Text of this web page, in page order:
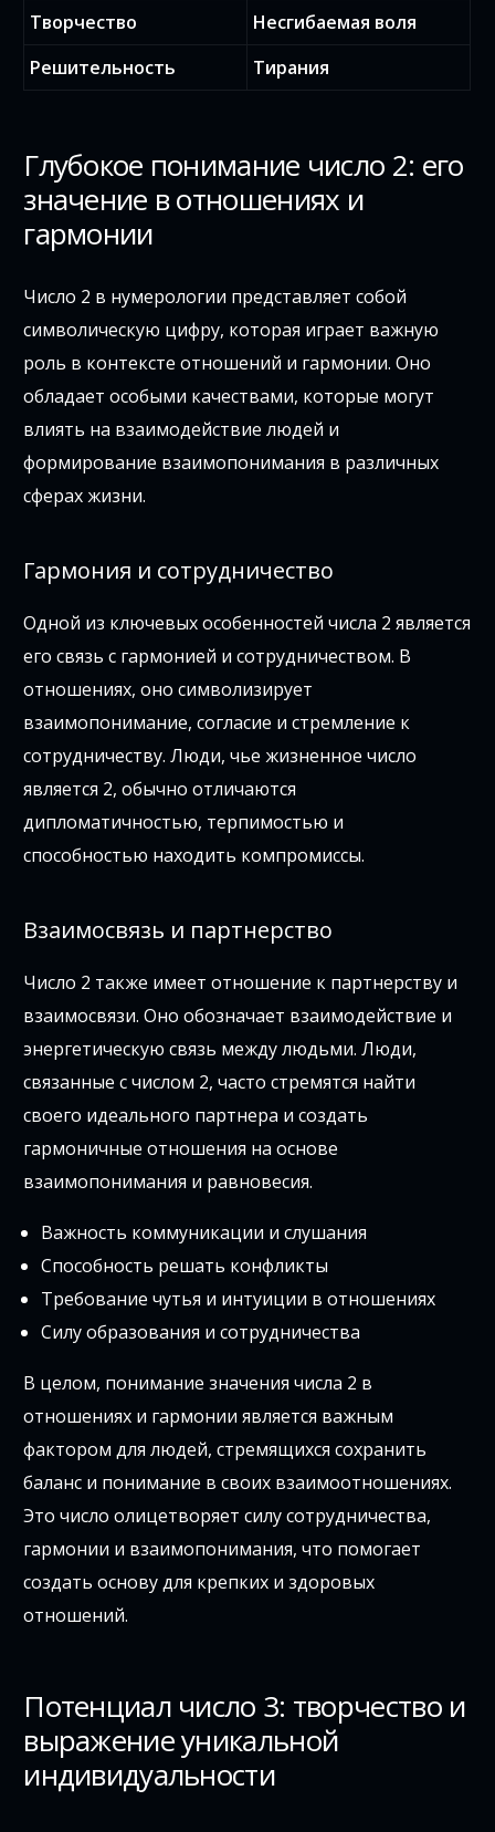
Творчество
Несгибаемая воля
Решительность
Тирания
Глубокое понимание число 2: его
значение в отношениях и
гармонии
Число 2 в нумерологии представляет собой
символическую цифру, которая играет важную
роль в контексте отношений и гармонии. Оно
обладает особыми качествами, которые могут
влиять на взаимодействие людей и
формирование взаимопонимания в различных
сферах жизни.
Гармония и сотрудничество
Одной из ключевых особенностей числа 2 является
его связь с гармонией и сотрудничеством. В
отношениях, оно символизирует
взаимопонимание, согласие и стремление к
сотрудничеству. Люди, чье жизненное число
является 2, обычно отличаются
дипломатичностью, терпимостью и
способностью находить компромиссы.
Взаимосвязь и партнерство
Число 2 также имеет отношение к партнерству и
взаимосвязи. Оно обозначает взаимодействие и
энергетическую связь между людьми. Люди,
связанные с числом 2, часто стремятся найти
своего идеального партнера и создать
гармоничные отношения на основе
взаимопонимания и равновесия.
Важность коммуникации и слушания
Способность решать конфликты
Требование чутья и интуиции в отношениях
Силу образования и сотрудничества
В целом, понимание значения числа 2 в
отношениях и гармонии является важным
фактором для людей, стремящихся сохранить
баланс и понимание в своих взаимоотношениях.
Это число олицетворяет силу сотрудничества,
гармонии и взаимопонимания, что помогает
создать основу для крепких и здоровых
отношений.
Потенциал число 3: творчество и
выражение уникальной
индивидуальности